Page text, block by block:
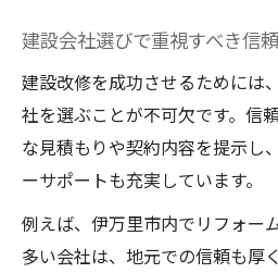
建設会社選びで重視すべき信
建設改修を成功させるためには
社を選ぶことが不可欠です。信
な見積もりや契約内容を提示し
ーサポートも充実しています。
例えば、伊万里市内でリフォー
多い会社は、地元での信頼も厚